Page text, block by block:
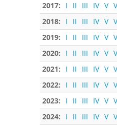
2017:
I II III IV V
2018:
I II III IV V
2019:
I II III IV V
2020:
I II III IV V
2021:
I II III IV V
2022:
I II III IV V
2023:
I II III IV V
2024:
I II III IV V